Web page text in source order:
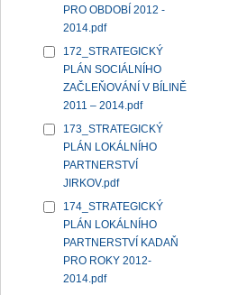
PRO OBDOBÍ 2012 -
2014.pdf
172_STRATEGICKÝ
PLÁN SOCIÁLNÍHO
ZAČLEŇOVÁNÍ V BÍLINĚ
2011 – 2014.pdf
173_STRATEGICKÝ
PLÁN LOKÁLNÍHO
PARTNERSTVÍ
JIRKOV.pdf
174_STRATEGICKÝ
PLÁN LOKÁLNÍHO
PARTNERSTVÍ KADAŇ
PRO ROKY 2012-
2014.pdf